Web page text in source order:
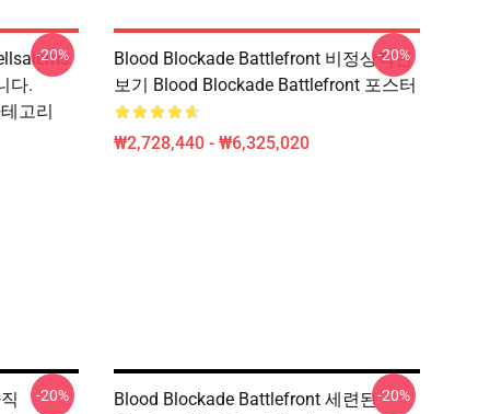
다.
고리
-20%
Blood Blockade Battlefront 비정상적인
보기 Blood Blockade Battlefront 포스터
₩2,728,440 - ₩6,325,020
-20%
-20%
Blood Blockade Battlefront 세련된-20%